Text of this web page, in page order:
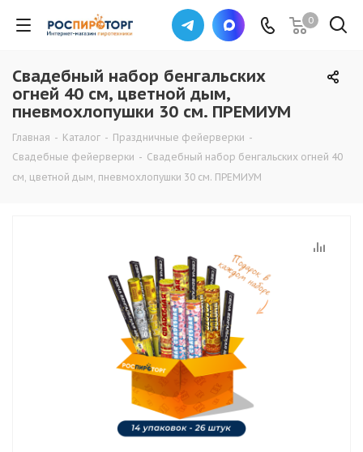
0
Свадебный набор бенгальских
огней 40 см, цветной дым,
пневмохлопушки 30 см. ПРЕМИУМ
Главная - Каталог - Праздничные фейерверки -
Свадебные фейерверки - Свадебный набор бенгальских огней 40
см, цветной дым, пневмохлопушки 30 см. ПРЕМИУМ